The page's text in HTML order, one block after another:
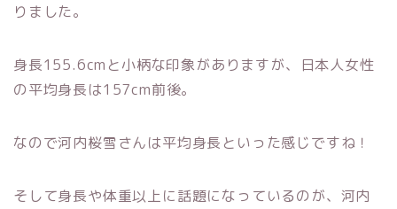
りました。
身長155.6cmと小柄な印象がありますが、日本人女性
の平均身長は157cm前後。
なので河内桜雪さんは平均身長といった感じですね！
そして身長や体重以上に話題になっているのが、河内